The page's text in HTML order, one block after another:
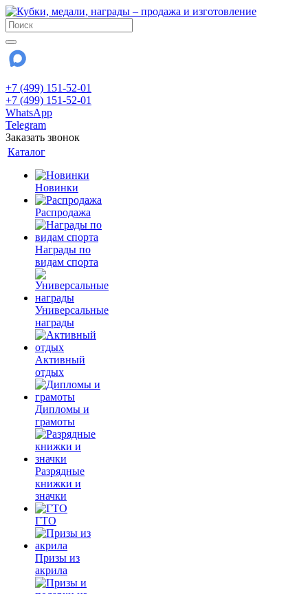
+7 (499) 151-52-01
+7 (499) 151-52-01
WhatsApp
Telegram
Заказать звонок
Каталог
Новинки
Распродажа
Награды по
видам спорта
Универсальные
награды
Активный
отдых
Дипломы и
грамоты
Разрядные
книжки и
значки
ГТО
Призы из
акрила